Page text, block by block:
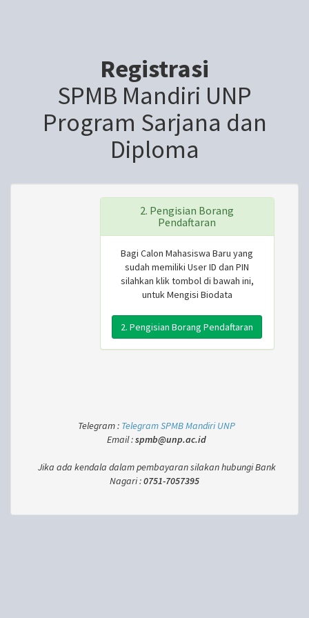
Registrasi
SPMB Mandiri UNP
Program Sarjana dan
Diploma
2. Pengisian Borang
Pendaftaran
Bagi Calon Mahasiswa Baru yang
sudah memiliki User ID dan PIN
silahkan klik tombol di bawah ini,
untuk Mengisi Biodata
2. Pengisian Borang Pendaftaran
Telegram : Telegram SPMB Mandiri UNP
Email :spmb@unp.ac.id
Jika ada kendala dalam pembayaran silakan hubungi Bank
Nagari :0751-7057395